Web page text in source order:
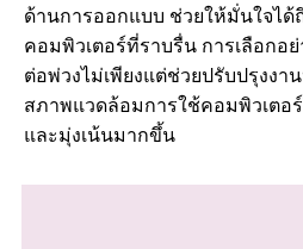
ด้านการออกแบบ ช่วยให้มั่นใจไ
คอมพิวเตอร์ที่ราบรื่น การเลือก
ต่อพ่วงไม่เพียงแต่ช่วยปรับปรุงงา
สภาพแวดล้อมการใช้คอมพิวเตอ
และมุ่งเน้นมากขึ้น